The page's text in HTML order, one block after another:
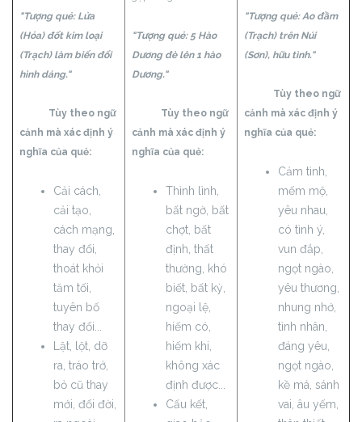
"Tượng quẻ: Lửa
(Hỏa) đốt kim loại
(Trạch) làm biến đổi
hình dáng."
Tùy theo ngữ
cảnh mà xác định ý
nghĩa của quẻ:
Cải cách,
cải tạo,
cách mạng,
thay đổi,
thoát khỏi
tăm tối,
tuyên bố
thay đổi...
Lật, lột, dỡ
ra, tráo trở,
bỏ cũ thay
mới, đổi đời,
"Tượng quẻ: 5 Hào
Dương đè lên 1 hào
Dương."
Tùy theo ngữ
cảnh mà xác định ý
nghĩa của quẻ:
Thình lình,
bất ngờ, bất
chợt, bất
định, thất
thường, khó
biết, bất kỳ,
ngoại lệ,
hiếm có,
hiếm khi,
không xác
định được...
Cấu kết,
"Tượng quẻ: Ao đầm
(Trạch) trên Núi
(Sơn), hữu tình."
Tùy theo ngữ
cảnh mà xác định ý
nghĩa của quẻ:
Cảm tình,
mếm mộ,
yêu nhau,
có tình ý,
vun đắp,
ngọt ngào,
yêu thương,
nhung nhớ,
tình nhân,
đáng yêu,
ngọt ngào,
kề má, sánh
vai, âu yếm,